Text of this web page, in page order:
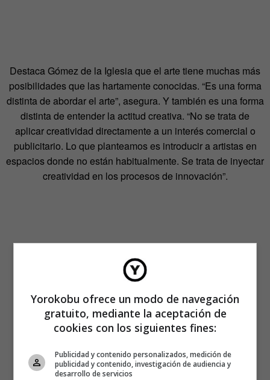
Destaca Gómez de la Iglesia que el arte tiene muchas más
posibilidades que las hartamente conocidas. “Es una forma
distinta de abordar el arte”, asegura. Y también es una forma
distinta de entender la actitud creativa. “No se trata de
aplicar creatividad directamente a un interés comercial o
publicitario. Lo que planteamos es introducir a artistas en
espacios donde no están habitualmente. Se trata de inyectar
creatividad en los procesos de innovación”.
Yorokobu ofrece un modo de navegación
gratuito, mediante la aceptación de
cookies con los siguientes fines:
Publicidad y contenido personalizados, medición de
publicidad y contenido, investigación de audiencia y
desarrollo de servicios